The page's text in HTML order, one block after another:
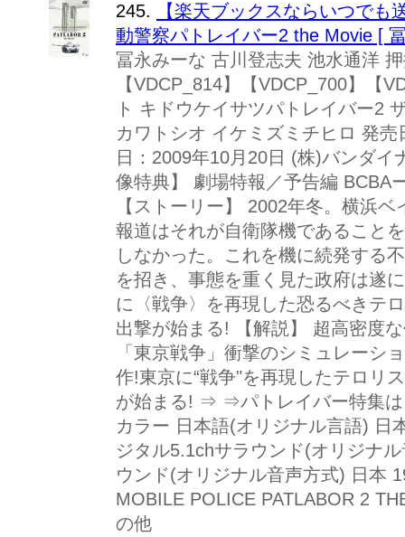
245.
【楽天ブックスならいつで
動警察パトレイバー2 the Movie [
冨永みーな 古川登志夫 池水通洋
【VDCP_814】【VDCP_700】【
ト キドウケイサツパトレイバー2
カワトシオ イケミズミチヒロ 発
日：2009年10月20日 (株)バンダ
像特典】 劇場特報／予告編 BCBA
【ストーリー】 2002年冬。横浜
報道はそれが自衛隊機であること
しなかった。これを機に続発する
を招き、事態を重く見た政府は遂
に〈戦争〉を再現した恐るべきテ
出撃が始まる! 【解説】 超高密度
「東京戦争」衝撃のシミュレーシ
作!東京に“戦争"を再現したテロリ
が始まる! ⇒ ⇒パトレイバー特集
カラー 日本語(オリジナル言語) 日
ジタル5.1chサラウンド(オリジナ
ウンド(オリジナル音声方式) 日本
MOBILE POLICE PATLABOR 2
の他